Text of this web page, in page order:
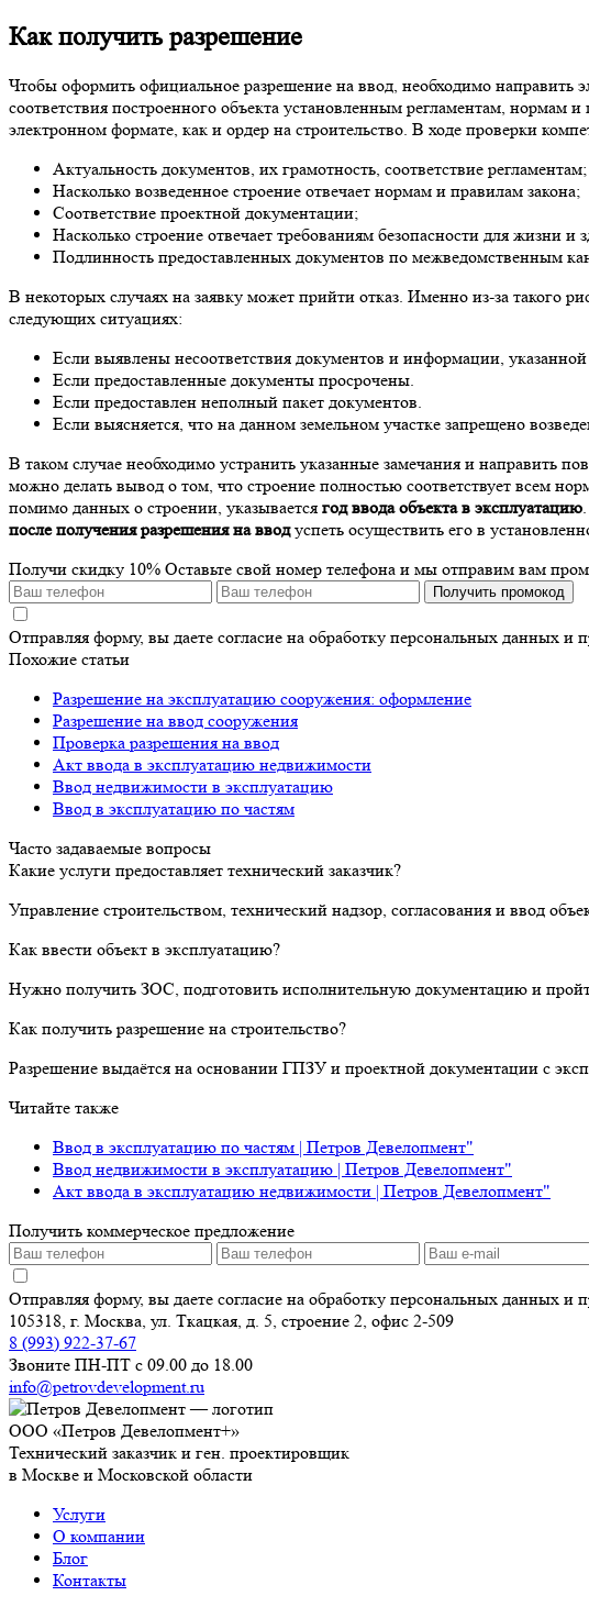
Как получить разрешение
Чтобы оформить официальное разрешение на ввод, необходимо направить
соответствия построенного объекта установленным регламентам, нормам
электронном формате, как и ордер на строительство. В ходе проверки
Актуальность документов, их грамотность, соответствие регламентам;
Насколько возведенное строение отвечает нормам и правилам закона;
Соответствие проектной документации;
Насколько строение отвечает требованиям безопасности для жизни и
Подлинность предоставленных документов по межведомственным
В некоторых случаях на заявку может прийти отказ. Именно из-за такого
следующих ситуациях:
Если выявлены несоответствия документов и информации, указанной
Если предоставленные документы просрочены.
Если предоставлен неполный пакет документов.
Если выясняется, что на данном земельном участке запрещено
В таком случае необходимо устранить указанные замечания и направить
можно делать вывод о том, что строение полностью соответствует всем
помимо данных о строении, указывается год ввода объекта в эксплуатацию
после получения разрешения на вводуспеть осуществить его в
Получи скидку 10% Оставьте свой номер телефона и мы отправим вам
Получить промокод
Отправляя форму, вы даете согласие на обработку персональных данных и
Похожие статьи
Разрешение на эксплуатацию сооружения: оформление
Разрешение на ввод сооружения
Проверка разрешения на ввод
Акт ввода в эксплуатацию недвижимости
Ввод недвижимости в эксплуатацию
Ввод в эксплуатацию по частям
Часто задаваемые вопросы
Какие услуги предоставляет технический заказчик?
Управление строительством, технический надзор, согласования и ввод
Как ввести объект в эксплуатацию?
Нужно получить ЗОС, подготовить исполнительную документацию и
Как получить разрешение на строительство?
Разрешение выдаётся на основании ГПЗУ и проектной документации с
Читайте также
Ввод в эксплуатацию по частям | Петров Девелопмент"
Ввод недвижимости в эксплуатацию | Петров Девелопмент"
Акт ввода в эксплуатацию недвижимости | Петров Девелопмент"
Получить коммерческое предложение
Отправляя форму, вы даете согласие на обработку персональных данных и
105318, г. Москва, ул. Ткацкая, д. 5, строение 2, офис 2-509
8 (993) 922-37-67
Звоните ПН-ПТ с 09.00 до 18.00
info@petrovdevelopment.ru
ООО «Петров Девелопмент+»
Технический заказчик и ген. проектировщик
в Москве и Московской области
Услуги
О компании
Блог
Контакты